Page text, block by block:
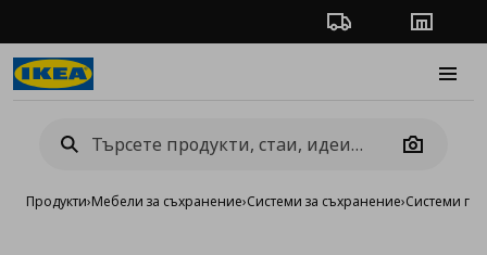
Проследяване на
Camera
Продукти›Мебели за съхранение›Системи за съхранение›Системи